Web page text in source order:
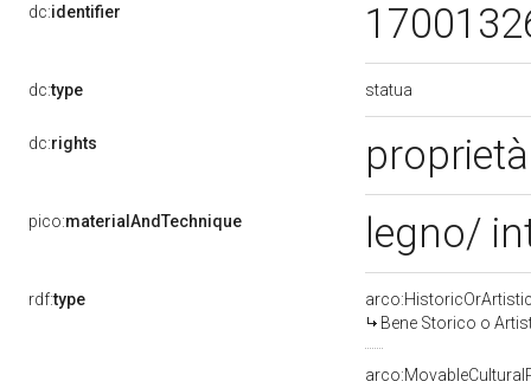
dc:identifier
dc:type statua
dc:rights
pico:materialAndTechnique legno/
rdf:type
Bene Storico o